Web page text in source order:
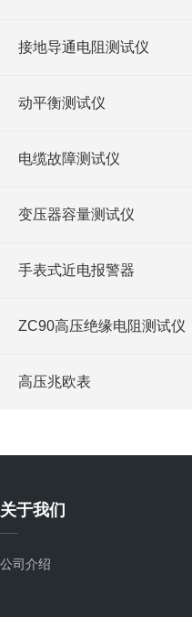
接地导通电阻测试仪
动平衡测试仪
电缆故障测试仪
变压器容量测试仪
手表式近电报警器
ZC90高压绝缘电阻测试仪
高压兆欧表
关于我们
公司介绍